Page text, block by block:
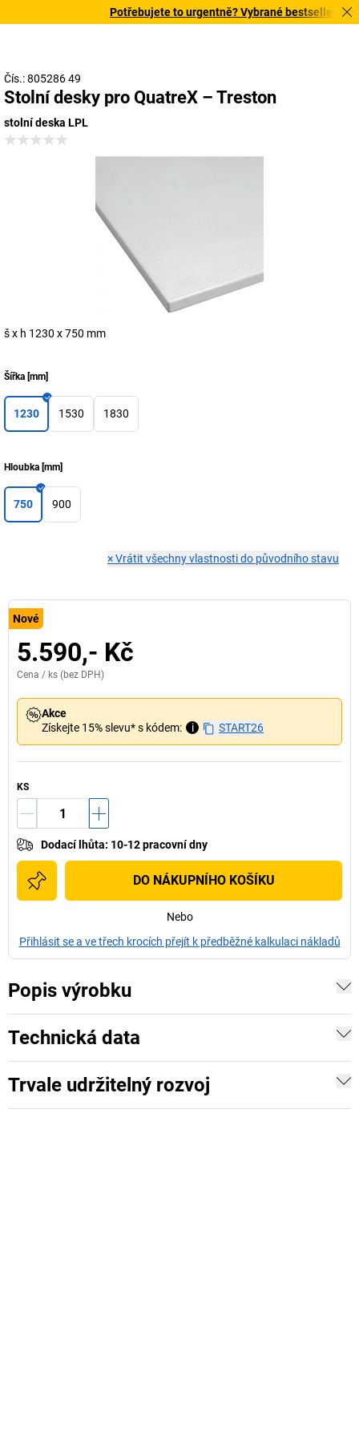
Potřebujete to urgentně? Vybrané bestsellery
Čís.: 805286 49
Stolní desky pro QuatreX – Treston
stolní deska LPL
š x h 1230 x 750 mm
Šířka [mm]
1230 1530 1830
Hloubka [mm]
750 900
×Vrátit všechny vlastnosti do původního stavu
Nové
5.590,- Kč
Cena / ks (bez DPH)
Akce
Získejte 15% slevu* s kódem:
i START26
KS
Dodací lhůta: 10-12 pracovní dny
DO NÁKUPNÍHO KOŠÍKU
Nebo
Přihlásit se a ve třech krocích přejít k předběžné kalkulaci nákladů
Popis výrobku
Technická data
Trvale udržitelný rozvoj